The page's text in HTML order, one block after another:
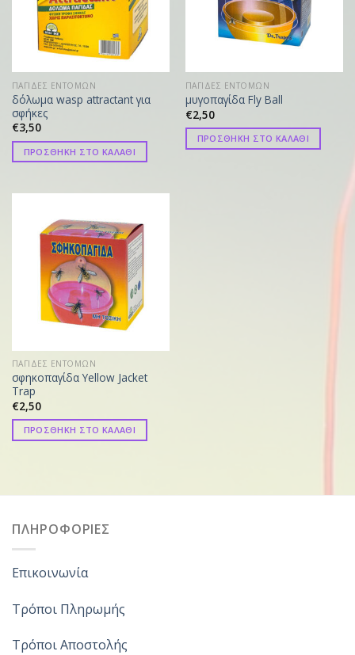
ΠΑΓΙΔΕΣ ΕΝΤΟΜΩΝ
δόλωμα wasp attractant για
σφήκες
€3,50
ΠΡΟΣΘΗΚΗ ΣΤΟ ΚΑΛΑΘΙ
ΠΑΓΙΔΕΣ ΕΝΤΟΜΩΝ
μυγοπαγίδα Fly Ball
€2,50
ΠΡΟΣΘΗΚΗ ΣΤΟ ΚΑΛΑΘΙ
ΠΑΓΙΔΕΣ ΕΝΤΟΜΩΝ
σφηκοπαγίδα Yellow Jacket
Trap
€2,50
ΠΡΟΣΘΗΚΗ ΣΤΟ ΚΑΛΑΘΙ
ΠΛΗΡΟΦΟΡΙΕΣ
Επικοινωνία
Τρόποι Πληρωμής
Τρόποι Αποστολής